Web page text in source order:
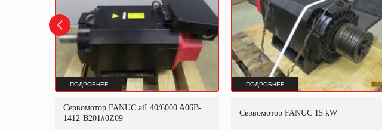
ПОДРОБНЕЕ
Сервомотор FANUC aiI 40/6000 A06B-
1412-B201#0Z09
ПОДРОБНЕЕ
Сервомотор FANUC 15 kW